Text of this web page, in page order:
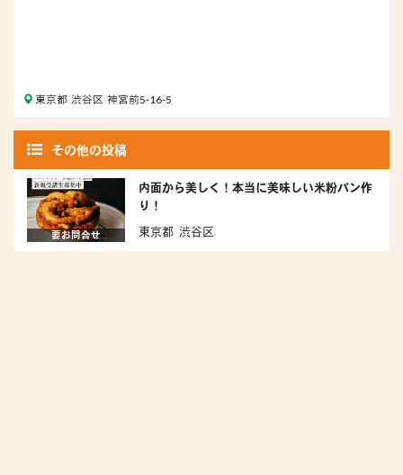
東京都 渋谷区 神宮前5-16-5
その他の投稿
要お問合せ
内面から美しく！本当に美味しい米粉パン作
り！
東京都 渋谷区